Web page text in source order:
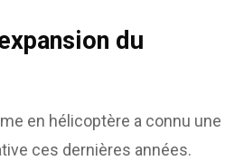
du
en hélicoptère a connu une
ces dernières années.